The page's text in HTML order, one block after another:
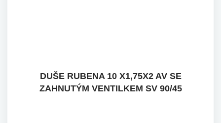
DUŠE RUBENA 10 X1,75X2 AV SE
ZAHNUTÝM VENTILKEM SV 90/45